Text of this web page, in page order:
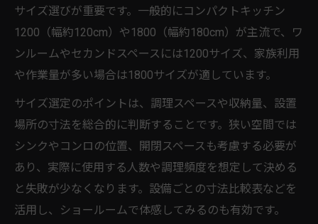
サイズ選びが重要です。一般的にコンパクトキッチン
1200（幅約120cm）や1800（幅約180cm）が主流で、ワ
ンルームやセカンドスペースには1200サイズ、家族利用
や作業量が多い場合は1800サイズが適しています。
サイズ選定のポイントは、調理スペースや収納量、設置
場所の寸法を総合的に判断することです。狭い空間では
シンクやコンロの位置、開閉スペースも考慮する必要が
あり、実際に使用する人数や調理頻度を想定して決める
と失敗が少なくなります。設備ごとの寸法比較表などを
活用し、ショールームで体感してみるのも有効です。